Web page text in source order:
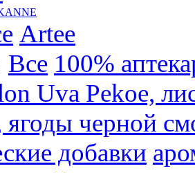
Artee
Все 100%
Uva Pekoe,
ягоды черной
добавки